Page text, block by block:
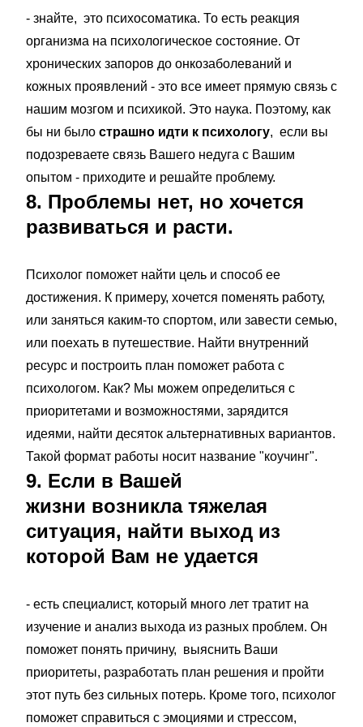
- знайте, это психосоматика. То есть реакция
организма на психологическое состояние. От
хронических запоров до онкозаболеваний и
кожных проявлений - это все имеет прямую связь с
нашим мозгом и психикой. Это наука. Поэтому, как
бы ни было страшно идти к психологу, если вы
подозреваете связь Вашего недуга с Вашим
опытом - приходите и решайте проблему.
8. Проблемы нет, но хочется
развиваться и расти.
Психолог поможет найти цель и способ ее
достижения. К примеру, хочется поменять работу,
или заняться каким-то спортом, или завести семью,
или поехать в путешествие. Найти внутренний
ресурс и построить план поможет работа с
психологом. Как? Мы можем определиться с
приоритетами и возможностями, зарядится
идеями, найти десяток альтернативных вариантов.
Такой формат работы носит название "коучинг".
9. Если в Вашей
жизни возникла тяжелая
ситуация, найти выход из
которой Вам не удается
- есть специалист, который много лет тратит на
изучение и анализ выхода из разных проблем. Он
поможет понять причину, выяснить Ваши
приоритеты, разработать план решения и пройти
этот путь без сильных потерь. Кроме того, психолог
поможет справиться с эмоциями и стрессом,